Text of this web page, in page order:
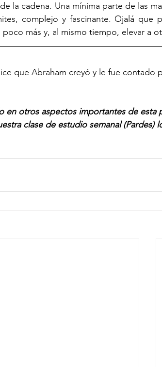
la cadena. Una mínima parte de las
complejo y fascinante. Ojalá que
más y, al mismo tiempo, elevar a
que Abraham creyó y le fue contado
en otros aspectos importantes de esta
clase de estudio semanal (Pardes)